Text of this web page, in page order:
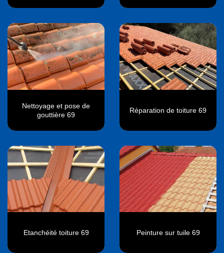
Nettoyage et pose de
gouttière 69
Réparation de toiture 69
Etanchéité toiture 69 Peinture sur tuile 69